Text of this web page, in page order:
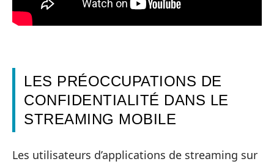
LES PRÉOCCUPATIONS DE
CONFIDENTIALITÉ DANS LE
STREAMING MOBILE
Les utilisateurs d’applications de streaming sur